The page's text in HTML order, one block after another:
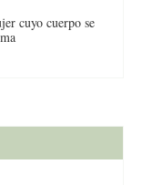
cuyo cuerpo se